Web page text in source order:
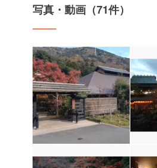
写真・動画（71件）